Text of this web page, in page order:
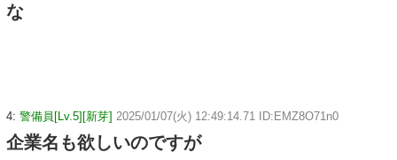
な
4: 警備員[Lv.5][新芽] 2025/01/07(火) 12:49:14.71 ID:EMZ8O71n0
企業名も欲しいのですが